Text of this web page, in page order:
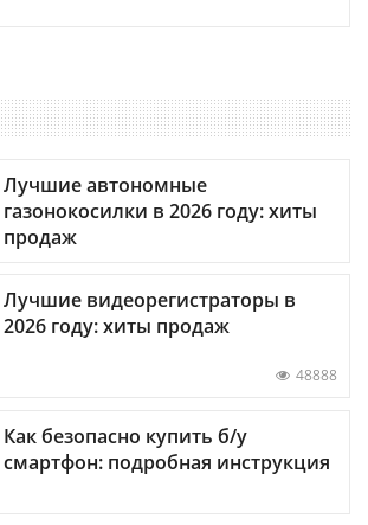
Лучшие автономные
газонокосилки в 2026 году: хиты
продаж
Лучшие видеорегистраторы в
2026 году: хиты продаж
48888
Как безопасно купить б/у
смартфон: подробная инструкция